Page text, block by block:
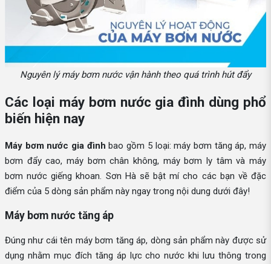
Nguyên lý máy bơm nước vận hành theo quá trình hút đẩy
Các loại máy bơm nước gia đình dùng phổ
biến hiện nay
Máy bơm nước gia đình bao gồm 5 loại: máy bơm tăng áp, máy
bơm đẩy cao, máy bơm chân không, máy bơm ly tâm và máy
bơm nước giếng khoan. Sơn Hà sẽ bật mí cho các bạn về đặc
điểm của 5 dòng sản phẩm này ngay trong nội dung dưới đây!
Máy bơm nước tăng áp
Đúng như cái tên máy bơm tăng áp, dòng sản phẩm này được sử
dụng nhằm mục đích tăng áp lực cho nước khi lưu thông trong